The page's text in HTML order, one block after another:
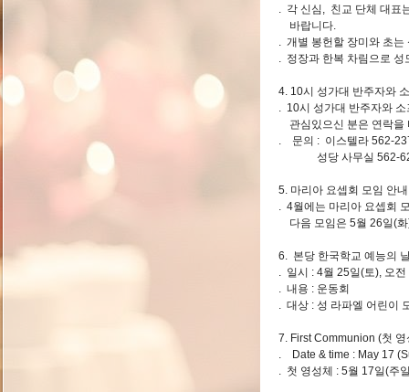
. 각 신심, 친교 단체 대표
바랍니다.
. 개별 봉헌할 장미와 초
. 정장과 한복 차림으로 성
4. 10시 성가대 반주자와
. 10시 성가대 반주자와
관심있으신 분은 연락을
. 문의 : 이스텔라 562-
성당 사무실 562-
5. 마리아 요셉회 모임 안내
. 4월에는 마리아 요셉회
다음 모임은 5월 26일(
6. 본당 한국학교 예능의
. 일시 : 4월 25일(토), 오
. 내용 : 운동회
. 대상 : 성 라파엘 어린이
7. First Communion (첫 영
. Date & time : May 17
. 첫 영성체 : 5월 17일(주